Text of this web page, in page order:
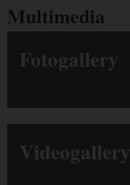
Multimedia
Fotogallery
Videogallery